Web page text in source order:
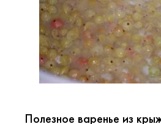
Полезное варенье из